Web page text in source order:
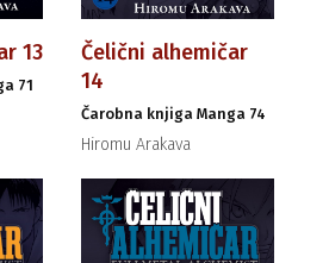
13
71
Čelični alhemičar
14
Čarobna knjiga Manga 74
Hiromu Arakava